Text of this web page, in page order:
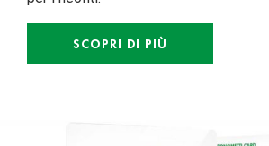
SCOPRI DI PIÙ